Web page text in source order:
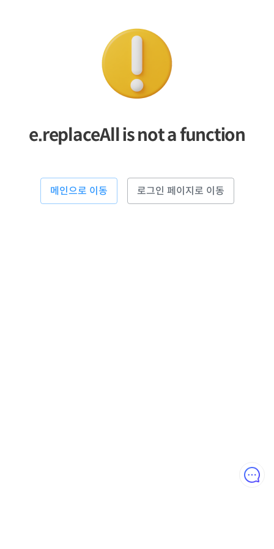
e.replaceAll is not a function
메인으로 이동 로그인 페이지로 이동